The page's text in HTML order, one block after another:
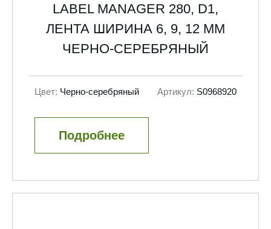
LABEL MANAGER 280, D1,
ЛЕНТА ШИРИНА 6, 9, 12 ММ
ЧЕРНО-СЕРЕБРЯНЫЙ
Цвет: Черно-серебряный Артикул: S0968920
Подробнее